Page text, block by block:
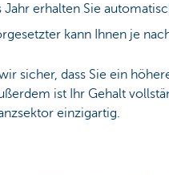
Jahr erhalten Sie
kann Ihnen je
sicher, dass Sie ein
ist Ihr Gehalt
einzigartig.